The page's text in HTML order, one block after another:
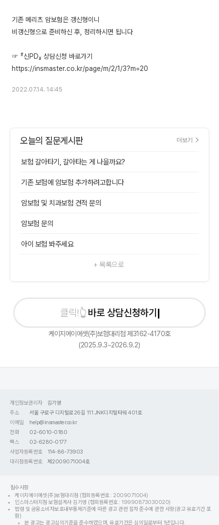
기존 메리츠 암보험은 갱신형이니
비갱신형으로 준비하신 후, 정리하시면 됩니다
☞ 『신PD』 상담신청 바로가기
2022.07.14. 14:45
오늘의 질문게시판 더보기
보험 갈아타기, 갈아타는 게 나을까요?
기존 보험에 암보험 추가하려고합니다
암보험 및 치과보험 견적 문의
암보험 문의
아이 보험 봐주세요
+ 목록으로
바로 상담신청하기
케이지에이에셋(주)보험대리점 제3162-4170호
(2025.9.3~2026.9.2)
개인정보관리자
김기영
주소
서울 구로구 디지털로26길 111 JNK디지털타워 401호
이메일
help@insmaster.co.kr
전화
02-6010-0180
팩스
02-6280-0177
사업자등록번호
114-86-73903
대리점등록번호
제2009071004호
필수사항
케이지에이에셋(주)보험대리점 (협회등록번호 : 2009071004)
인스마스터지점 보험설계사 김기영 (협회등록번호 : 19990873030020)
법령 및 금융소비자보호내부통제기준에 따른 광고 관련 절차 준수에 관한 사항(광고 유효기간 포
함)
본 광고는 광고심의기준을 준수하였으며, 유효기간은 심의일로부터 1년입니다.